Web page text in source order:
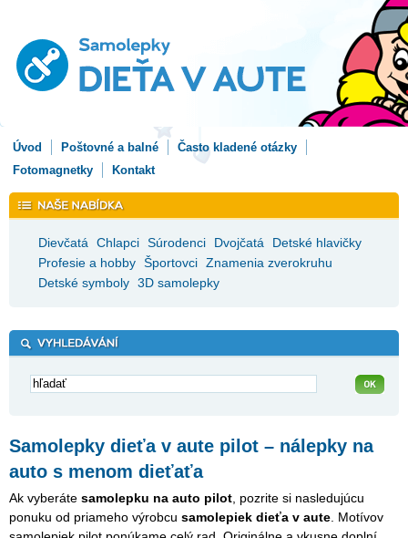
Úvod Poštovné a balné
Často kladené otázky
Fotomagnetky
Kontakt
Dievčatá Chlapci Súrodenci Dvojčatá
Detské hlavičky
Profesie a hobby Športovci Znamenia zverokruhu
Detské symboly 3D samolepky
Samolepky dieťa v aute pilot – nálepky na
auto s menom dieťaťa
Ak vyberáte samolepku na auto pilot , pozrite si nasledujúcu
ponuku od priameho výrobcu samolepiek dieťa v aute . Motívov